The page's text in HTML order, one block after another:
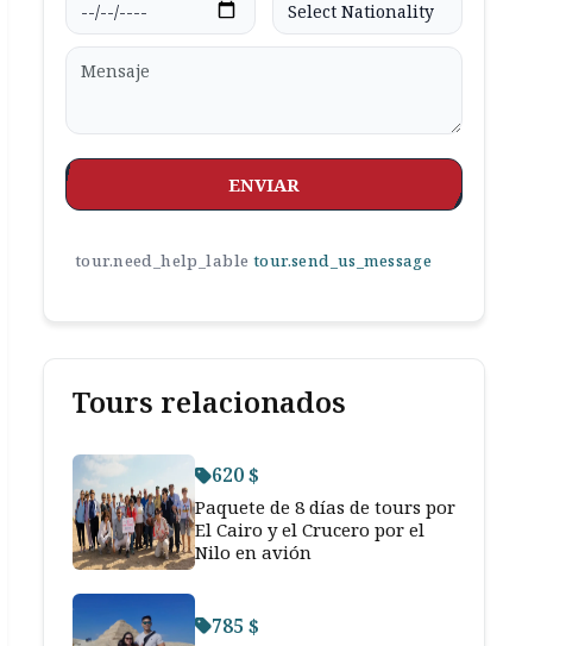
ENVIAR
tour.need_help_lable tour.send_us_message
Tours relacionados
620 $
Paquete de 8 días de tours por
El Cairo y el Crucero por el
Nilo en avión
785 $